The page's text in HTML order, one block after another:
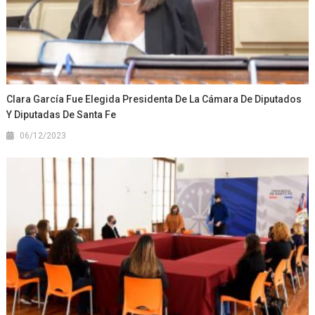
Clara García Fue Elegida Presidenta De La Cámara De Diputados
Y Diputadas De Santa Fe
06/12/2023